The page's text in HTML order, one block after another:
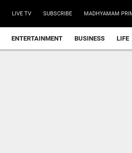
LIVE TV SUBSCRIBE MADHYAMAM
ENTERTAINMENT BUSINESS LIFE